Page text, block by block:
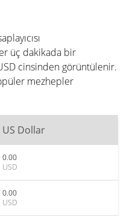
üç dakikada bir
cinsinden görüntülenir.
mezhepler
US Dollar
0.00
USD
0.00
USD